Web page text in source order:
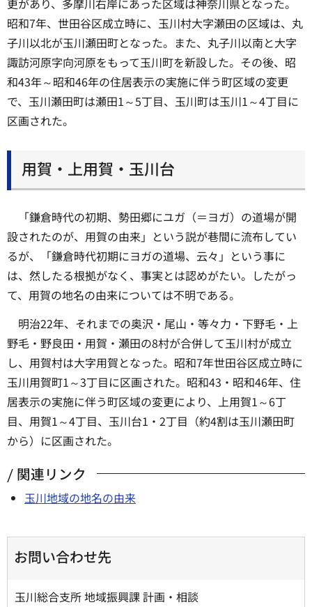
更があり、多摩川右岸にあった区域は神奈川県となった。
昭和7年、世田谷区成立時に、玉川村大字瀬田の区域は、丸
子川以北が玉川瀬田町となった。また、丸子川以南と大字
諏訪河原字向河原をもって玉川町を新設した。その後、昭
和43年～昭和46年の住居表示の実施に伴う町区域の変更
で、玉川瀬田町は瀬田1～5丁目、玉川町は玉川1～4丁目に
区画された。
用賀・上用賀・玉川台
「鎌倉時代の初期、勢田郷にユガ（＝ヨガ）の道場が開
設されたのが、用賀の由来」という説が巷間に流布してい
るが、「鎌倉時代初期にヨガの道場、云々」という事に
は、然したる根拠がなく、事実とは認めがたい。したがっ
て、用賀の地名の由来については不明である。
明治22年、それまでの奥沢・尾山・等々力・下野毛・上
野毛・野良田・用賀・瀬田の8村が合併して玉川村が成立
し、用賀村は大字用賀となった。昭和7年世田谷区成立時に
玉川用賀町1～3丁目に区画された。昭和43・昭和46年、住
居表示の実施に伴う町区域の変更により、上用賀1～6丁
目、用賀1～4丁目、玉川台1・2丁目（約4割は玉川瀬田町
から）に区画された。
関連リンク
玉川地域の地名の由来
お問い合わせ先
玉川総合支所 地域振興課 計画・相談